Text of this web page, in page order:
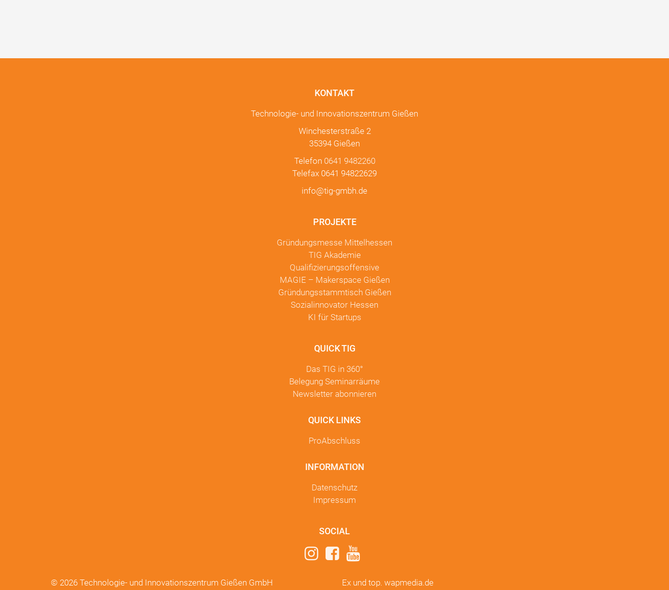
KONTAKT
Technologie- und Innovationszentrum Gießen
Winchesterstraße 2
35394 Gießen
Telefon 0641 9482260
Telefax 0641 94822629
info@tig-gmbh.de
PROJEKTE
Gründungsmesse Mittelhessen
TIG Akademie
Qualifizierungsoffensive
MAGIE – Makerspace Gießen
Gründungsstammtisch Gießen
Sozialinnovator Hessen
KI für Startups
QUICK TIG
Das TIG in 360°
Belegung Seminarräume
Newsletter abonnieren
QUICK LINKS
ProAbschluss
INFORMATION
Datenschutz
Impressum
SOCIAL
© 2026 Technologie- und Innovationszentrum Gießen GmbH Ex und top. wapmedia.de